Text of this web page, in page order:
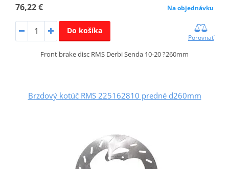
76,22 € Na objednávku
Do košíka
Porovnať
Front brake disc RMS Derbi Senda 10-20 ?260mm
Brzdový kotúč RMS 225162810 predné d260mm